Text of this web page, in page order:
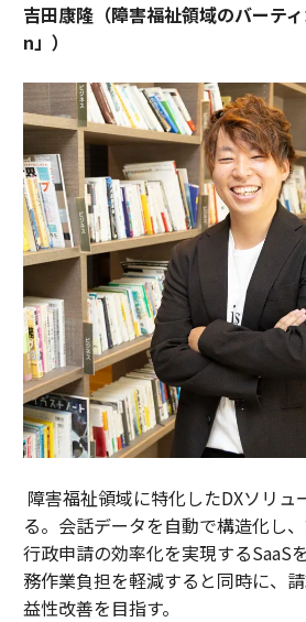
吉田康隆（障害福祉領域のバーテ
n」）
障害福祉領域に特化したDXソリュ
る。会話データを自動で構造化し
行政申請の効率化を実現するSaaS
務作業負担を軽減すると同時に、
益性改善を目指す。